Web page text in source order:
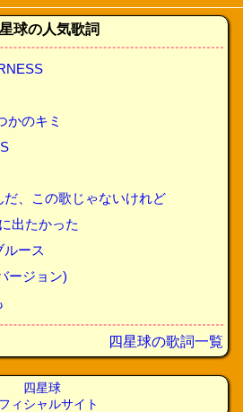
球の人気歌詞
かのキミ
だ、この歌じゃないけれど
出たかった
ルース
ージョン)
四星球の歌詞一覧
四星球
ィシャルサイト